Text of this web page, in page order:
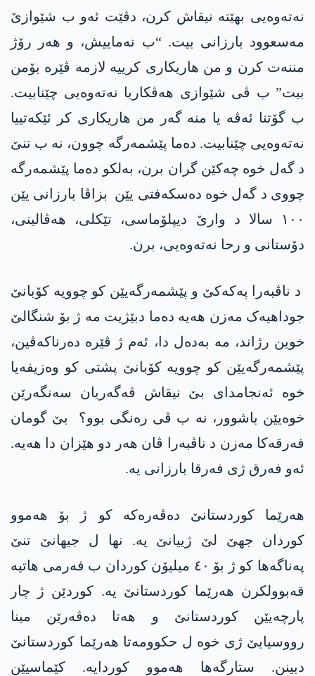
نەتەوەیی بهێتە نیقاش کرن، دڤێت ئەو ب شێوازێ
مەسعوود بارزانی بیت. “ب نەماییش، و ھەر رۆژ
مننەت کرن و من هاریکاری کرییە لازمە ڤێرە بۆمن
بیت” ب ڤی شێوازی ھەڤکاریا نەتەوەیی چێنابیت.
ب گۆتنا ئەڤە یا منە گەر من هاریکاری کر ئێکەتییا
نەتەوەیی چێنابیت. دەما پێشمەرگە چوون، نە ب تنێ
د گەل خوە چەکێن گران برن، بەلکو دەما پێشمەرگە
چووی د گەل خوە دەسکەفتی یێن بزاڤا بارزانی یێن
١٠٠ سالا د وارێ دیپلۆماسی، تێکلی، ھەڤالینی،
دۆستانی و رحا نەتەوەیی، برن.
د ناڤبەرا پەکەکێ و پێشمەرگەیێن کو چوویە کۆبانێ
جوداھیەک مەزن ھەیە دەما دبێژیت مە ژ بۆ شنگالێ
خوین رژاند، مە بەدەل دا، ئەم ژ ڤێرە دەرناکەڤین،
پێشمەرگەیێن کو چوویە کۆبانێ پشتی کو وەزیفەیا
خوە ئەنجامدای بێ نیقاش ڤەگەریان سەنگەرێن
خوەیێن باشوور، نە ب ڤی رەنگی بوو؟ بێ گومان
فەرقەکا مەزن د ناڤبەرا ڤان ھەر دو ھێزان دا ھەیە.
ئەو فەرق ژی فەرقا بارزانی یە.
ھەرێما کوردستانێ دەڤەرەکە کو ژ بۆ ھەموو
کوردان جھێ لێ ژییانێ یە. نھا ل جیھانێ تنێ
پەناگەھا کو ژ بۆ ٤٠ میلیۆن کوردان ب فەرمی ھاتیە
قەبوولکرن ھەرێما کوردستانێ یە. کوردێن ژ چار
پارچەیێن کوردستانێ و ھەتا دەڤەرێن مینا
رووسیایێ ژی خوە ل حکوومەتا ھەرێما کوردستانێ
دبینن. ستارگەھا ھەموو کوردایە. کێماسیێن